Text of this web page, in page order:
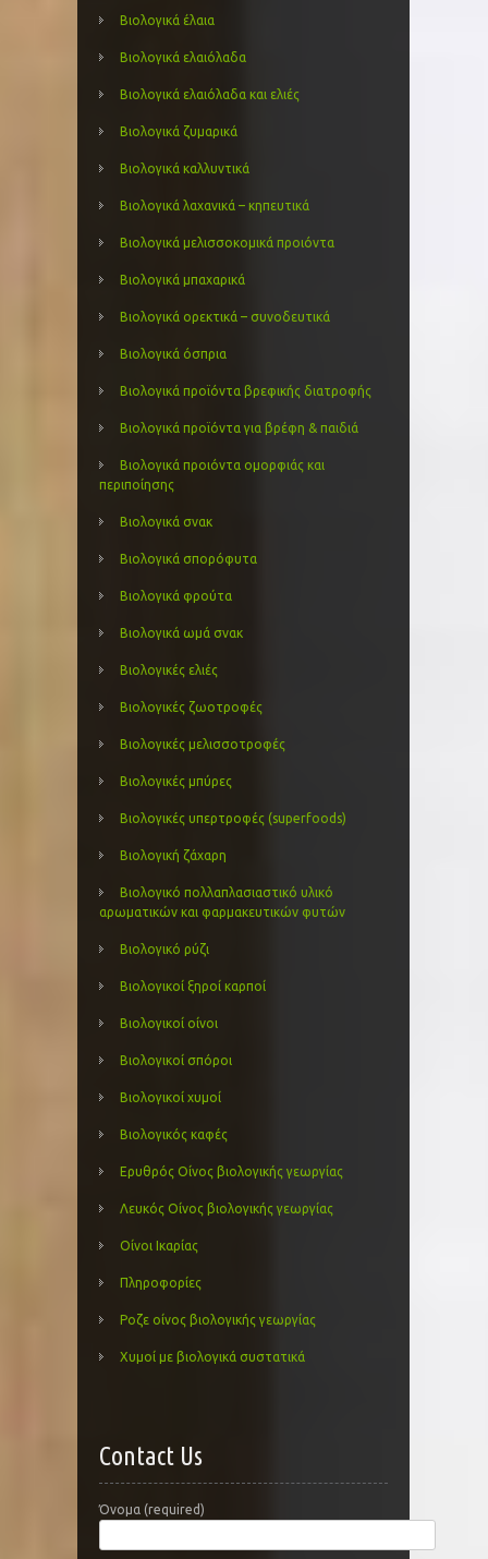
Βιολογικά έλαια
Βιολογικά ελαιόλαδα
Βιολογικά ελαιόλαδα και ελιές
Βιολογικά ζυμαρικά
Βιολογικά καλλυντικά
Βιολογικά λαχανικά – κηπευτικά
Βιολογικά μελισσοκομικά προιόντα
Βιολογικά μπαχαρικά
Βιολογικά ορεκτικά – συνοδευτικά
Βιολογικά όσπρια
Βιολογικά προϊόντα βρεφικής διατροφής
Βιολογικά προϊόντα για βρέφη & παιδιά
Βιολογικά προιόντα ομορφιάς και
περιποίησης
Βιολογικά σνακ
Βιολογικά σπορόφυτα
Βιολογικά φρούτα
Βιολογικά ωμά σνακ
Βιολογικές ελιές
Βιολογικές ζωοτροφές
Βιολογικές μελισσοτροφές
Βιολογικές μπύρες
Βιολογικές υπερτροφές (superfoods)
Βιολογική ζάχαρη
Βιολογικό πολλαπλασιαστικό υλικό
αρωματικών και φαρμακευτικών φυτών
Βιολογικό ρύζι
Βιολογικοί ξηροί καρποί
Βιολογικοί οίνοι
Βιολογικοί σπόροι
Βιολογικοί χυμοί
Βιολογικός καφές
Ερυθρός Οίνος βιολογικής γεωργίας
Λευκός Οίνος βιολογικής γεωργίας
Οίνοι Ικαρίας
Πληροφορίες
Ροζε οίνος βιολογικής γεωργίας
Χυμοί με βιολογικά συστατικά
Contact Us
Όνομα (required)